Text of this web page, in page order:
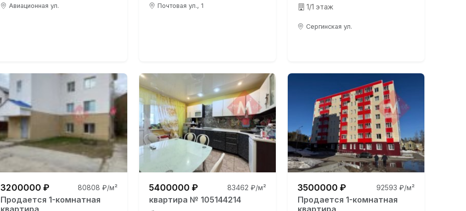
Авиационная ул. Почтовая ул., 1
1/1 этаж
Сергинская ул.
3200000 ₽ 80808 ₽/м²
Продается 1-комнатная
квартира
5400000 ₽ 83462 ₽/м²
квартира № 105144214
3500000 ₽ 92593 ₽/м²
Продается 1-комнатная
квартира